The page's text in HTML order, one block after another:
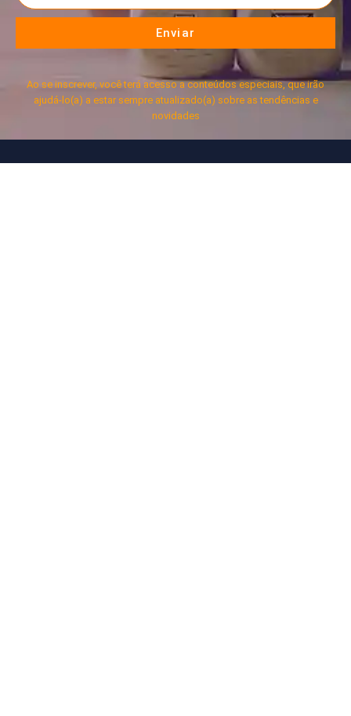
Enviar
Ao se inscrever, você terá acesso a conteúdos especiais, que irão
ajudá-lo(a) a estar sempre atualizado(a) sobre as tendências e
novidades